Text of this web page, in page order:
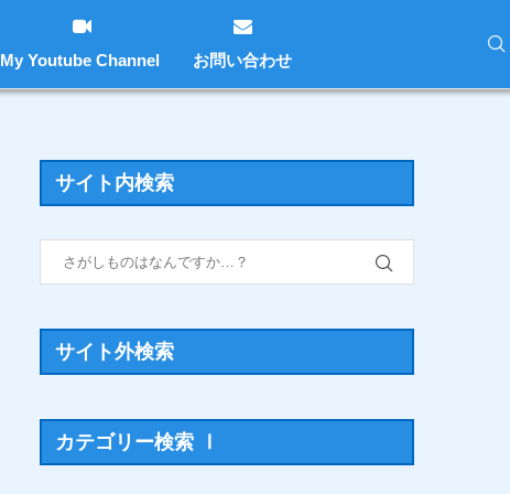
My Youtube Channel お問い合わせ
サイト内検索
サイト外検索
カテゴリー検索 Ⅰ